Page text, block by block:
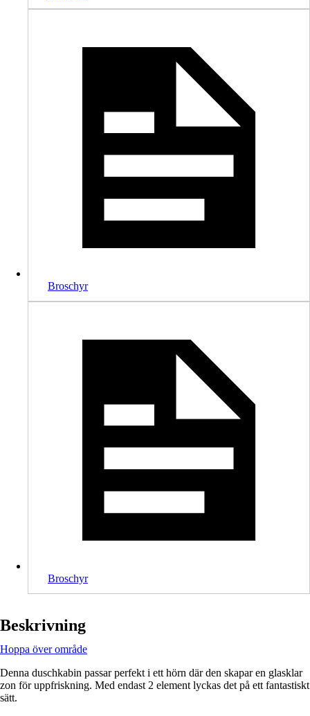
Broschyr
Broschyr
Beskrivning
Hoppa över område
Denna duschkabin passar perfekt i ett hörn där den skapar en glasklar
zon för uppfriskning. Med endast 2 element lyckas det på ett fantastiskt
sätt.